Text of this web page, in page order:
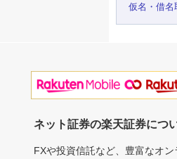
仮名・借名
ネット証券の楽天証券につ
FXや投資信託など、豊富なオ